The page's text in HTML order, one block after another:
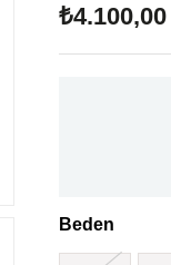
₺4.100,00
Beden